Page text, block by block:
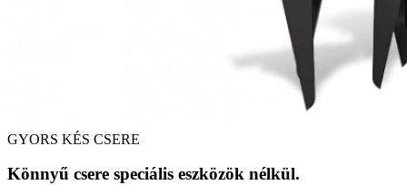
GYORS KÉS CSERE
Könnyű csere speciális eszközök nélkül.